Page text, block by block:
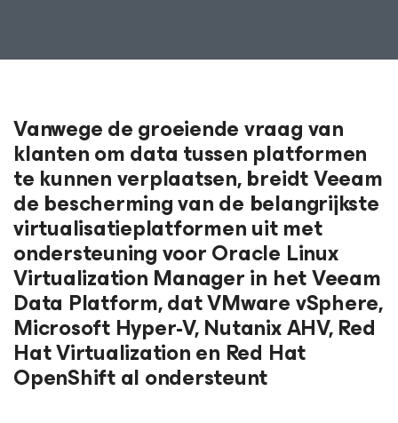
Vanwege de groeiende vraag van
klanten om data tussen platformen
te kunnen verplaatsen, breidt Veeam
de bescherming van de belangrijkste
virtualisatieplatformen uit met
ondersteuning voor Oracle Linux
Virtualization Manager in het Veeam
Data Platform, dat VMware vSphere,
Microsoft Hyper-V, Nutanix AHV, Red
Hat Virtualization en Red Hat
OpenShift al ondersteunt